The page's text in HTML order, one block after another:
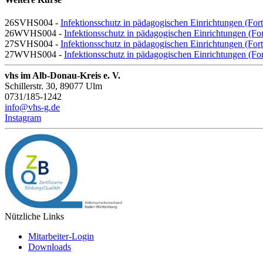
26SVHS004 - Infektionsschutz in pädagogischen Einrichtungen
26WVHS004 - Infektionsschutz in pädagogischen Einrichtungen
27SVHS004 - Infektionsschutz in pädagogischen Einrichtungen
27WVHS004 - Infektionsschutz in pädagogischen Einrichtungen
vhs im Alb-Donau-Kreis e. V.
Schillerstr. 30, 89077 Ulm
0731/185-1242
info@vhs-g.de
Instagram
Nützliche Links
Mitarbeiter-Login
Downloads